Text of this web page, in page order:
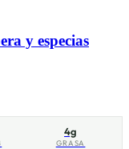
y especias
4g
GRASA